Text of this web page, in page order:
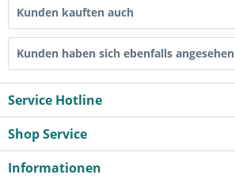
Kunden kauften auch
Kunden haben sich ebenfalls angesehen
Service Hotline
Shop Service
Informationen